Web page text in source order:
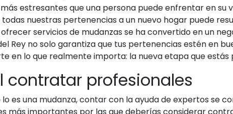
estresantes que una persona puede enfrentar en su
nuestras pertenencias a un nuevo hogar puede
servicios de mudanzas se ha convertido en un
Rey no solo garantiza que tus pertenencias estén en
en lo que realmente importa: la nueva etapa que estás
contratar profesionales
es una mudanza, contar con la ayuda de expertos se
más importantes por las que deberías considerar